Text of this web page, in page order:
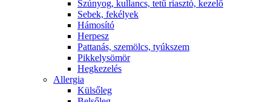
Szúnyog, kullancs, tetű riasztó, kezelő
Sebek, fekélyek
Hámosító
Herpesz
Pattanás, szemölcs, tyúkszem
Pikkelysömör
Hegkezelés
Allergia
Külsőleg